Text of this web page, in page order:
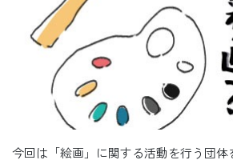
今回は「絵画」に関する活動を行う団体